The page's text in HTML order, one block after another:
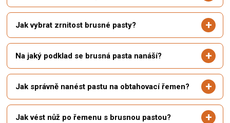
Jak vybrat zrnitost brusné pasty?
Na jaký podklad se brusná pasta nanáší?
Jak správně nanést pastu na obtahovací řemen?
Jak vést nůž po řemenu s brusnou pastou?